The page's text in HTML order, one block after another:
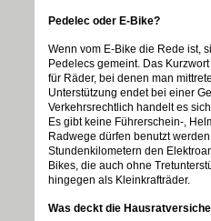
Pedelec oder E-Bike?
Wenn vom E-Bike die Rede ist,
Pedelecs gemeint. Das
für Räder, bei denen man
Unterstützung endet bei einer
Verkehrsrechtlich handelt es
Es gibt keine Führerschein-,
Radwege dürfen benutzt
Stundenkilometern den
Bikes, die auch ohne
hingegen als Kleinkrafträder.
Was deckt die